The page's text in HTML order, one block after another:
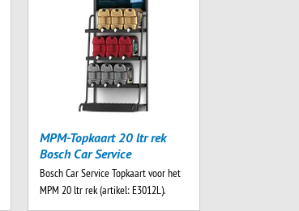
MPM-Topkaart 20 ltr rek
Bosch Car Service
Bosch Car Service Topkaart voor het
MPM 20 ltr rek (artikel: E3012L).